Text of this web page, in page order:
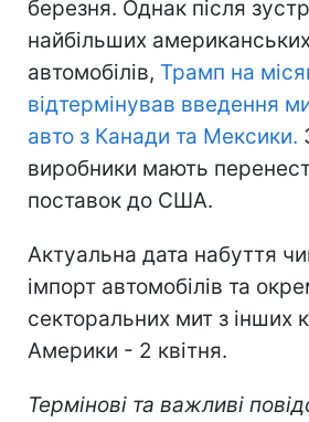
березня. Однак після
найбільших
автомобілів, Трамп на
відтермінував введення
авто з Канади та Мексики.
виробники мають
поставок до США.
Актуальна дата набуття
імпорт автомобілів та
секторальних мит з інших
Америки - 2 квітня.
Термінові та важливі